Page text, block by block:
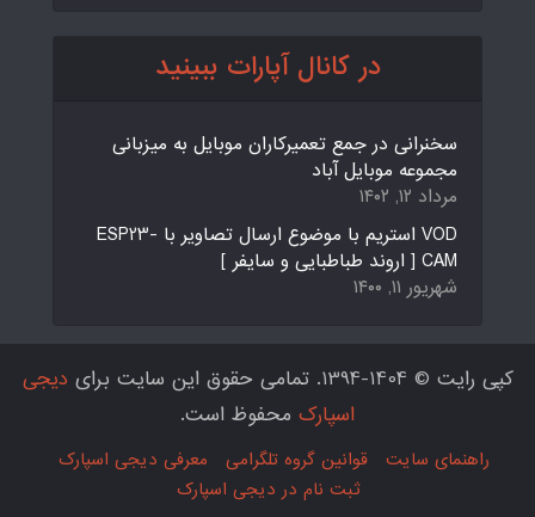
در کانال آپارات ببینید
سخنرانی در جمع تعمیرکاران موبایل به میزبانی
مجموعه موبایل آباد
مرداد ۱۲, ۱۴۰۲
VOD استریم با موضوع ارسال تصاویر با ESP23-
CAM [ اروند طباطبایی و سایفر ]
شهریور ۱۱, ۱۴۰۰
کپی رایت © 1404-1394. تمامی حقوق این سایت برای
دیجی
اسپارک محفوظ است.
راهنمای سایت قوانین گروه تلگرامی
معرفی دیجی اسپارک
ثبت نام در دیجی اسپارک